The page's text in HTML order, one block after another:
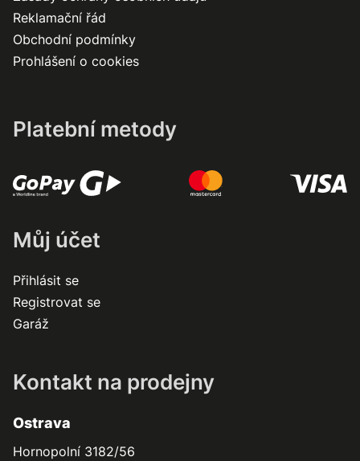
Reklamační řád
Obchodní podmínky
Prohlášení o cookies
Platební metody
Můj účet
Přihlásit se
Registrovat se
Garáž
Kontakt na prodejny
Ostrava
Hornopolní 3182/56